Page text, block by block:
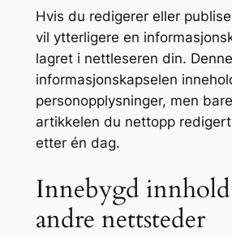
Hvis du redigerer eller
vil ytterligere en
lagret i nettleseren din. Denne
informasjonskapselen
personopplysninger, men
artikkelen du nettopp
etter én dag.
Innebygd
andre nettsteder